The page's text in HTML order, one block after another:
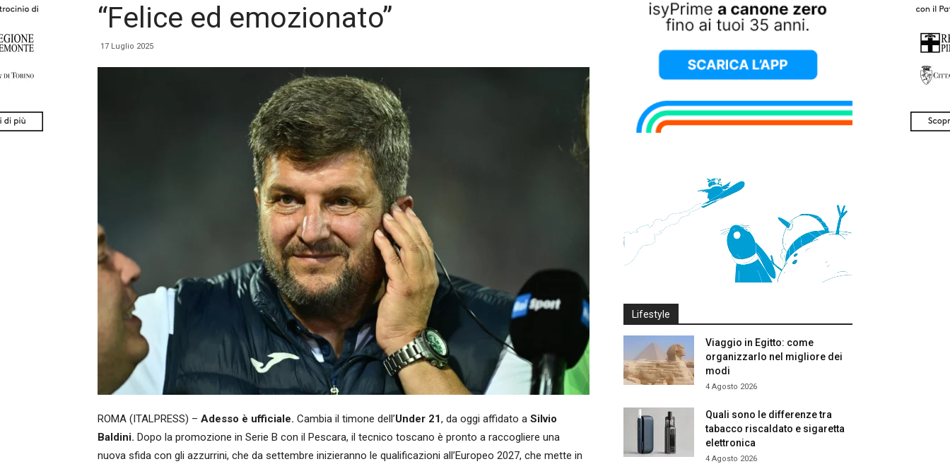
“Felice ed emozionato”
17 Luglio 2025
ROMA (ITALPRESS) – Adesso è ufficiale. Cambia il timone dell’Under 21, da oggi affidato a Silvio
Baldini. Dopo la promozione in Serie B con il Pescara, il tecnico toscano è pronto a raccogliere una
nuova sfida con gli azzurrini, che da settembre inizieranno le qualificazioni all’Europeo 2027, che mette in
Lifestyle
Viaggio in Egitto: come
organizzarlo nel migliore dei
modi
4 Agosto 2026
Quali sono le differenze tra
tabacco riscaldato e sigaretta
elettronica
4 Agosto 2026